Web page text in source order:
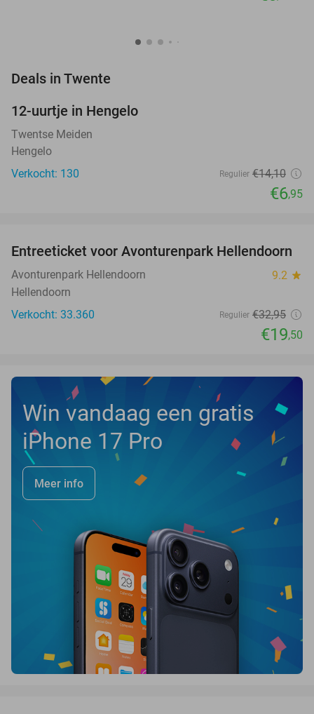
Deals in Twente
TODAY
12-uurtje in Hengelo
Twentse Meiden
Hengelo
Verkocht: 130
Regulier €14,10
€6,95
41%
Entreeticket voor Avonturenpark Hellendoorn
Avonturenpark Hellendoorn 9.2 star
Hellendoorn
Verkocht: 33.360
Regulier €32,95
€19,50
Win vandaag een gratis
iPhone 17 Pro
Meer info